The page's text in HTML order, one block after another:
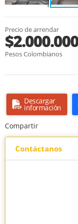
Precio de arrendar
$2.000.000
Pesos Colombianos
Descargar
información
Compartir
Contáctanos